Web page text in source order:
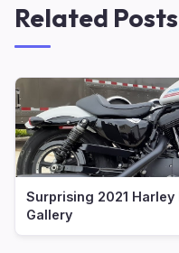
Related Posts
Surprising 2021
Gallery